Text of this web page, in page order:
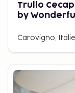
Trullo
by
Carovigno,